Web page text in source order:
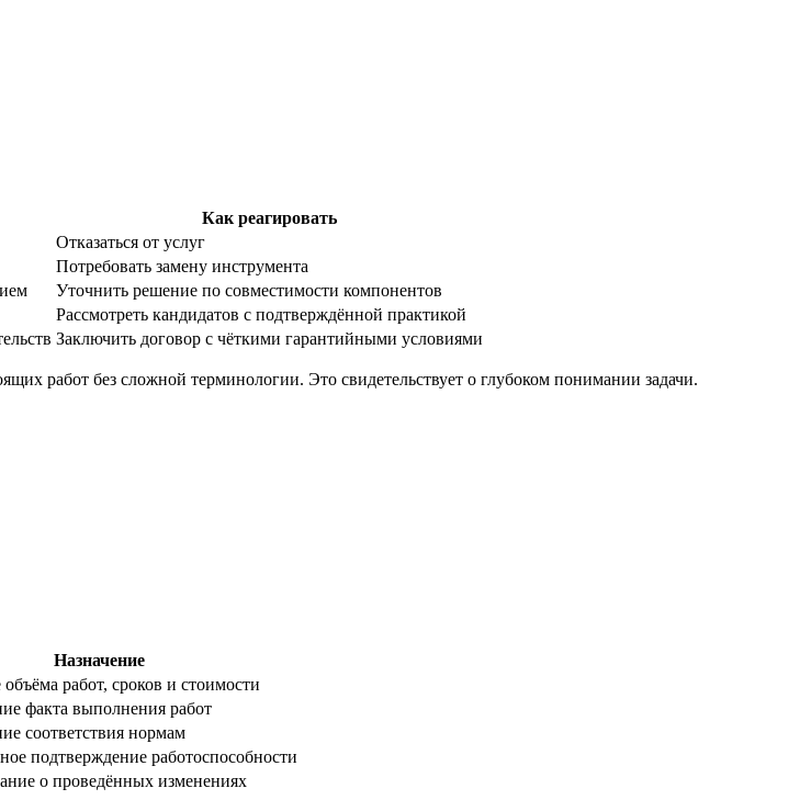
Как реагировать
Отказаться от услуг
Потребовать замену инструмента
Уточнить решение по совместимости компонентов
Рассмотреть кандидатов с подтверждённой практикой
Заключить договор с чёткими гарантийными условиями
работ без сложной терминологии. Это свидетельствует о глубоком понимании задачи.
Назначение
работ, сроков и стоимости
факта выполнения работ
соответствия нормам
подтверждение работоспособности
о проведённых изменениях